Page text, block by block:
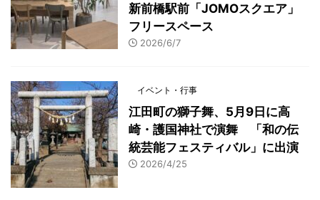
新前橋駅前「JOMOスクエア」
フリースペース
2026/6/7
イベント・行事
江田町の獅子舞、5月9日に高
崎・護国神社で演舞 「和の伝
統芸能フェスティバル」に出演
2026/4/25